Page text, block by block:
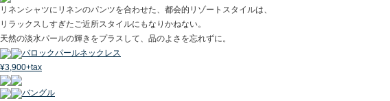
リネンシャツにリネンのパンツを合わせた、都会的リゾートスタイルは、
リラックスしすぎたご近所スタイルにもなりかねない。
天然の淡水パールの輝きをプラスして、品のよさを忘れずに。
バロックパールネックレス
¥3,900+tax
バングル